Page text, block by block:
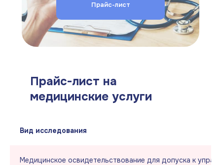
Прайс-лист
Прайс-лист на
медицинские услуги
Вид исследования
Медицинское освидетельствование для допуска к